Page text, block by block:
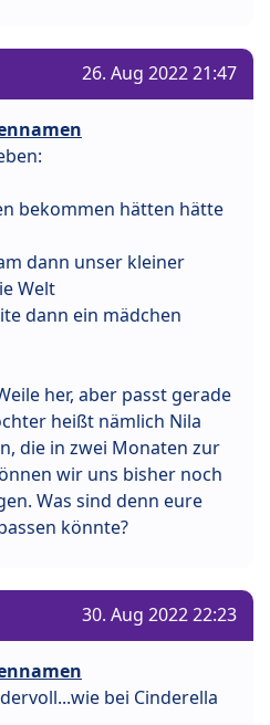
26. Aug 2022 21:47
bekommen hätten hätte
dann unser kleiner
Welt
dann ein mädchen
her, aber passt gerade
heißt nämlich Nila
die in zwei Monaten zur
wir uns bisher noch
Was sind denn eure
könnte?
30. Aug 2022 22:23
bei Cinderella